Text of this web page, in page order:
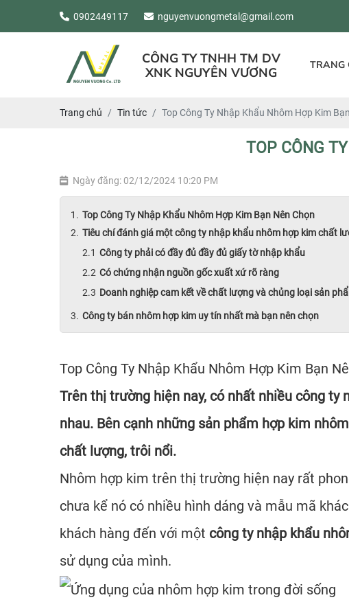
0902449117 nguyenvuongmetal@gmail.com
CÔNG TY TNHH TM DV
XNK NGUYÊN VƯƠNG
TRANG
Trang chủ Tin tức Top Công Ty Nhập Khẩu Nhôm Hợp Kim
TOP CÔNG
Ngày đăng: 02/12/2024 10:20 PM
Top Công Ty Nhập Khẩu Nhôm Hợp Kim Bạn Nên Chọn
Tiêu chí đánh giá một công ty nhập khẩu nhôm hợp kim chất
Công ty phải có đầy đủ đầy đủ giấy tờ nhập khẩu
Có chứng nhận nguồn gốc xuất xứ rõ ràng
Doanh nghiệp cam kết về chất lượng và chủng loại sản
Công ty bán nhôm hợp kim uy tín nhất mà bạn nên chọn
Top Công Ty Nhập Khẩu Nhôm Hợp Kim Bạn
Trên thị trường hiện nay, có nhất nhiều công
nhau. Bên cạnh những sản phẩm hợp kim
chất lượng, trôi nổi.
Nhôm hợp kim trên thị trường hiện nay rất
chưa kể nó có nhiều hình dáng và mẫu mã
khách hàng đến với một công ty nhập khẩu
sử dụng của mình.